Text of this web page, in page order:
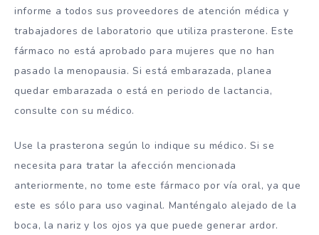
informe a todos sus proveedores de atención médica y
trabajadores de laboratorio que utiliza prasterone. Este
fármaco no está aprobado para mujeres que no han
pasado la menopausia. Si está embarazada, planea
quedar embarazada o está en periodo de lactancia,
consulte con su médico.
Use la prasterona según lo indique su médico. Si se
necesita para tratar la afección mencionada
anteriormente, no tome este fármaco por vía oral, ya que
este es sólo para uso vaginal. Manténgalo alejado de la
boca, la nariz y los ojos ya que puede generar ardor.